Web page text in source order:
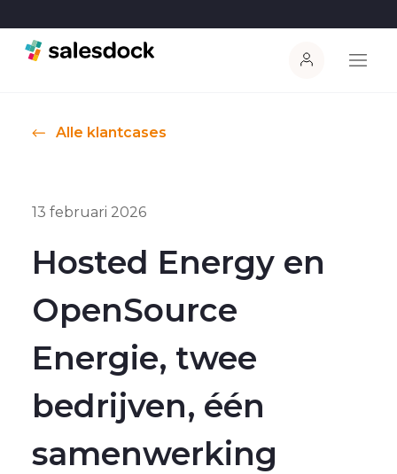
Alle klantcases
13 februari 2026
Hosted Energy en
OpenSource
Energie, twee
bedrijven, één
samenwerking